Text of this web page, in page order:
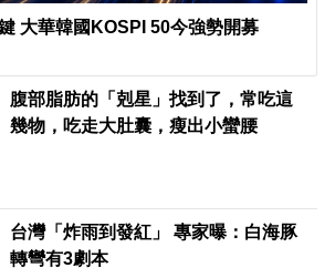
大華韓國KOSPI 50今強勢開募
腹部脂肪的「剋星」找到了，常吃這
幾物，吃走大肚囊，瘦出小蠻腰
台灣「炸雨到發紅」 專家曝：白海豚
轉彎有3劇本